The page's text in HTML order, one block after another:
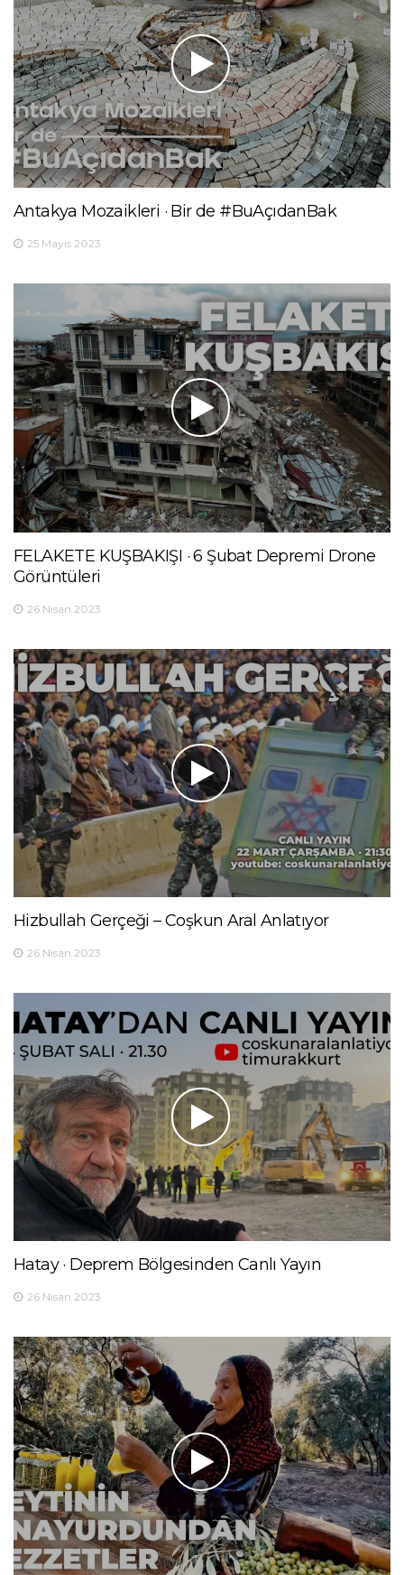
Antakya Mozaikleri · Bir de #BuAçıdanBak
25 Mayıs 2023
FELAKETE KUŞBAKIŞI · 6 Şubat Depremi Drone
Görüntüleri
26 Nisan 2023
Hizbullah Gerçeği – Coşkun Aral Anlatıyor
26 Nisan 2023
Hatay · Deprem Bölgesinden Canlı Yayın
26 Nisan 2023